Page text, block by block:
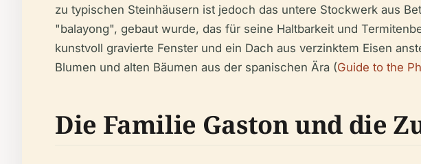
zu typischen Steinhäusern ist jedoch das untere Stockwerk aus
"balayong", gebaut wurde, das für seine Haltbarkeit und
kunstvoll gravierte Fenster und ein Dach aus verzinktem Eisen
Blumen und alten Bäumen aus der spanischen Ära (Guide to the
Die Familie Gaston und die